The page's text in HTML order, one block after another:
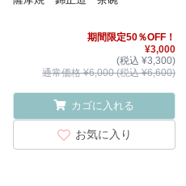
期間限定50％OFF！
¥3,000
(税込 ¥3,300)
通常価格 ¥6,000 (税込 ¥6,600)
カゴに入れる
お気に入り